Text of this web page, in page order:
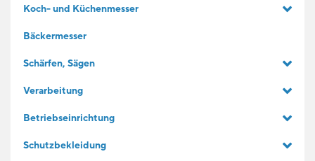
SERVICE
Koch- und Küchenmesser
Bäckermesser
Schärfen, Sägen
Verarbeitung
Betriebseinrichtung
Schutzbekleidung